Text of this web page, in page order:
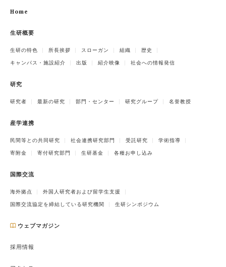
Home
生研概要
生研の特色 所長挨拶 スローガン 組織 歴史
キャンパス・施設紹介 出版 紹介映像 社会への情報発信
研究
研究者 最新の研究 部門・センター 研究グループ 名誉教授
産学連携
民間等との共同研究 社会連携研究部門 受託研究 学術指導
寄附金 寄付研究部門 生研基金 各種お申し込み
国際交流
海外拠点 外国人研究者および留学生支援
国際交流協定を締結している研究機関 生研シンポジウム
ウェブマガジン
採用情報